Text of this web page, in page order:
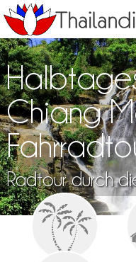
Chiang
Radtour durch